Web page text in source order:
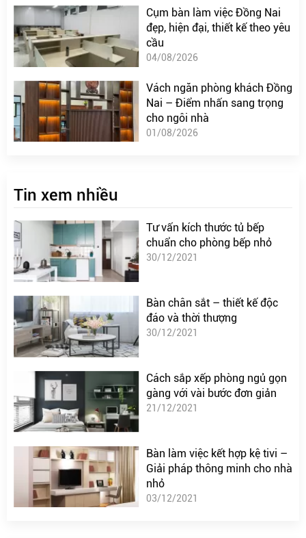
Cụm bàn làm việc Đồng Nai
đẹp, hiện đại, thiết kế theo yêu
cầu
04/08/2026
Vách ngăn phòng khách Đồng
Nai – Điểm nhấn sang trọng
cho ngôi nhà
01/08/2026
Tin xem nhiều
Tư vấn kích thước tủ bếp
chuẩn cho phòng bếp nhỏ
30/12/2021
Bàn chân sắt – thiết kế độc
đáo và thời thượng
30/12/2021
Cách sắp xếp phòng ngủ gọn
gàng với vài bước đơn giản
21/12/2021
Bàn làm việc kết hợp kệ tivi –
Giải pháp thông minh cho nhà
nhỏ
03/12/2021